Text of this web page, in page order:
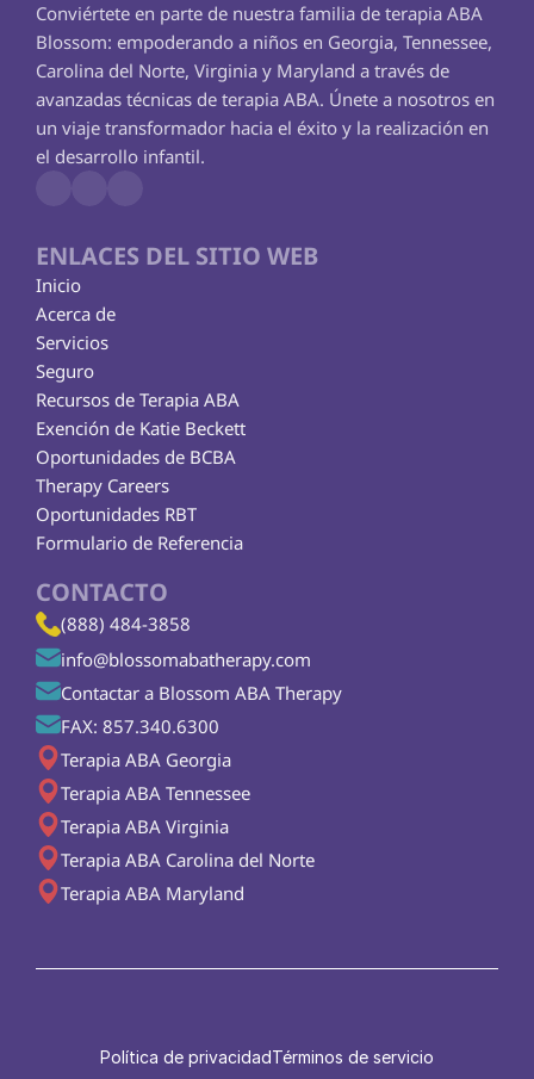
Conviértete en parte de nuestra familia de terapia ABA
Blossom: empoderando a niños en Georgia, Tennessee,
Carolina del Norte, Virginia y Maryland a través de
avanzadas técnicas de terapia ABA. Únete a nosotros en
un viaje transformador hacia el éxito y la realización en
el desarrollo infantil.
ENLACES DEL SITIO WEB
Inicio
Acerca de
Servicios
Seguro
Exención de Katie Beckett
Recursos de Terapia ABA
Therapy Careers
Oportunidades de BCBA
Oportunidades RBT
Formulario de Referencia
CONTACTO
(888) 484-3858
info@blossomabatherapy.com
Contactar a Blossom ABA Therapy
FAX: 857.340.6300
Terapia ABA Georgia
Terapia ABA Tennessee
Terapia ABA Virginia
Terapia ABA Carolina del Norte
Terapia ABA Maryland
Política de privacidadTérminos de servicio